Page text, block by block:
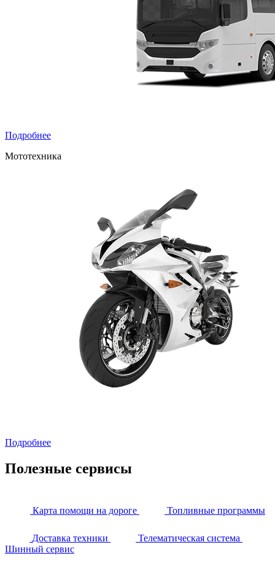
Подробнее
Мототехника
Подробнее
Полезные сервисы
Карта помощи на дороге Топливные программы
Доставка техники
Телематическая система
Шинный сервис